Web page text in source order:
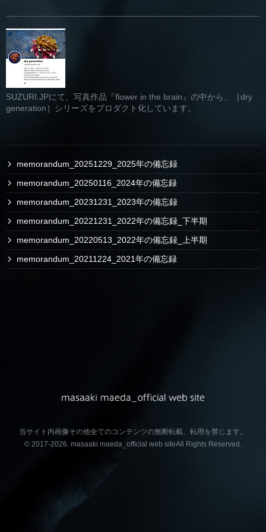
SUZURI.JPにて、写真作品『flower in the brain』の中から、［dry
generation］シリーズをプロダクト化しています。
memorandum_20251229_2025年の備忘録
memorandum_20250116_2024年の備忘録
memorandum_20231231_2023年の備忘録
memorandum_20221231_2022年の備忘録_下半期
memorandum_20220513_2022年の備忘録_上半期
memorandum_20211224_2021年の備忘録
当サイト内画像その他全てのコンテンツの無断転載、転用を禁じます。
© 2017-2026. masaaki maeda_official web siteAll Rights Reserved.